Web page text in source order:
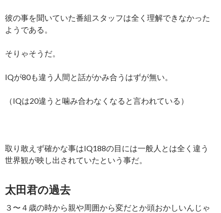
彼の事を聞いていた番組スタッフは全く理解できなかった
ようである。
そりゃそうだ。
IQが80も違う人間と話がかみ合うはずが無い。
（IQは20違うと噛み合わなくなると言われている）
取り敢えず確かな事はIQ188の目には一般人とは全く違う
世界観が映し出されていたという事だ。
太田君の過去
３〜４歳の時から親や周囲から変だとか頭おかしいんじゃ